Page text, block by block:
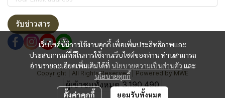
เว็บไซต์นี้มีการใช้งานคุกกี้ เพื่อเพิ่มประสิทธิภาพและ
ประสบการณ์ที่ดีในการใช้งานเว็บไซต์ของท่าน ท่านสามารถ
อ่านรายละเอียดเพิ่มเติมได้ที่ นโยบายความเป็นส่วนตัว และ
นโยบายคุกกี้
ตั้งค่าคุกกี้ ยอมรับทั้งหมด
รับข่าวสาร
Copyright | All Rights Reserved | Powered by MWE
ผู้เข้าชมทั้งหมด3,190,490